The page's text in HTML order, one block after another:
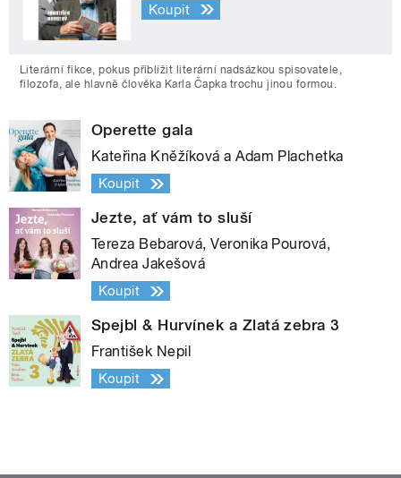
Koupit
Literární fikce, pokus přiblížit literární nadsázkou spisovatele,
filozofa, ale hlavně člověka Karla Čapka trochu jinou formou.
Operette gala
Kateřina Kněžíková a Adam Plachetka
Koupit
Jezte, ať vám to sluší
Tereza Bebarová, Veronika Pourová,
Andrea Jakešová
Koupit
Spejbl & Hurvínek a Zlatá zebra 3
František Nepil
Koupit